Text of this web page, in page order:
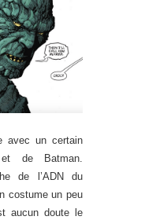
avec un certain
de Batman.
de l’ADN du
costume un peu
aucun doute le